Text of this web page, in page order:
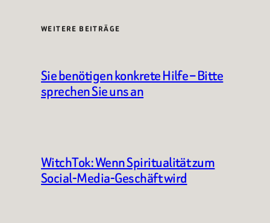
WEITERE BEITRÄGE
Sie benötigen konkrete Hilfe – Bitte
sprechen Sie uns an
WitchTok: Wenn Spiritualität zum
Social-Media-Geschäft wird